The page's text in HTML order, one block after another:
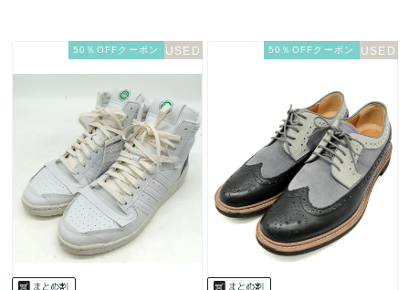
50％OFFクーポン 50％OFFクーポン